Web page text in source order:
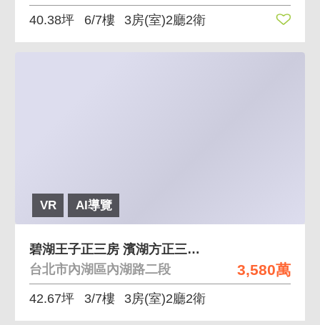
40.38坪 6/7樓 3房(室)2廳2衛
VR AI導覽
3,580萬
碧湖王子正三房 濱湖方正三房採光大戶近文德站
台北市內湖區內湖路二段
42.67坪 3/7樓 3房(室)2廳2衛